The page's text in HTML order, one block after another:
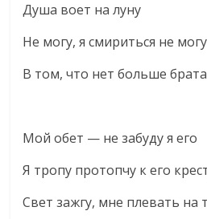
Душа воет на луну
Не могу, я смириться не могу
В том, что нет больше
Мой обет — не забуду я его
Я тропу протопчу к его
Свет зажгу, мне плевать на